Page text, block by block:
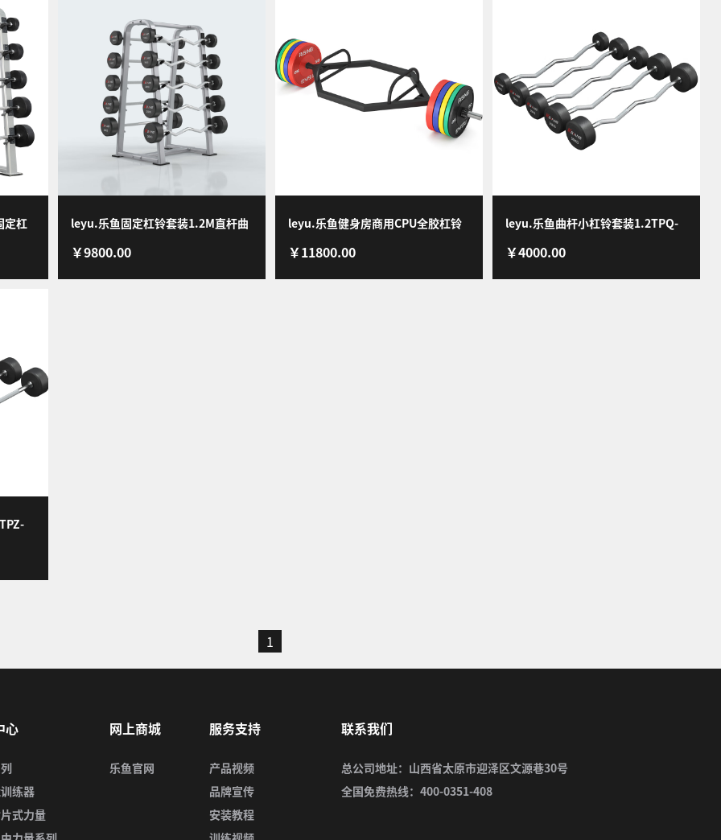
定杠
leyu.乐鱼固定杠铃套装1.2M直杆曲
杆套装PEV杠铃健身房专用
￥9800.00
leyu.乐鱼健身房商用CPU全胶杠铃
片六边形框形杆200kg杠铃片+框形
杆(套装)
￥11800.00
leyu.乐鱼曲杆小杠铃套装1.2TPQ-
100KG(10-15-20-25-30)
￥4000.00
1
心
练器
式力量
网上商城
乐鱼官网
服务支持
产品视频
品牌宣传
安装教程
联系我们
总公司地址：山西省太原市迎泽区文源巷30号
全国免费热线：400-0351-408